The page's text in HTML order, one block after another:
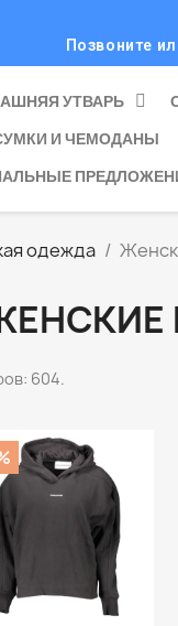
Позвоните
УТВАРЬ
И ЧЕМОДАНЫ
одежда
604.